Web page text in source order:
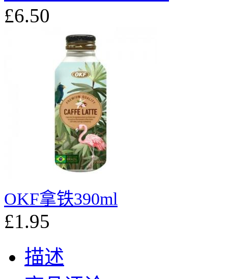
£6.50
OKF拿铁390ml
£1.95
描述